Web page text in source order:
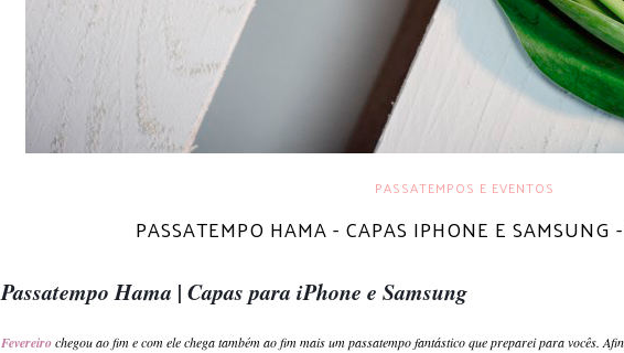
PASSATEMPOS E EVENTOS
PASSATEMPO HAMA - CAPAS IPHONE E SAMSUNG
Passatempo Hama | Capas para iPhone e Samsung
Fevereirochegou ao fim e com ele chega também ao fim mais um passatempo fantástico que preparei para vocês.